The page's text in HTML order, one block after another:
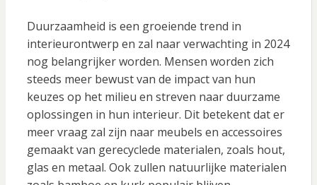
Duurzaamheid is een groeiende trend in
interieurontwerp en zal naar verwachting in 2024
nog belangrijker worden. Mensen worden zich
steeds meer bewust van de impact van hun
keuzes op het milieu en streven naar duurzame
oplossingen in hun interieur. Dit betekent dat er
meer vraag zal zijn naar meubels en accessoires
gemaakt van gerecyclede materialen, zoals hout,
glas en metaal. Ook zullen natuurlijke materialen